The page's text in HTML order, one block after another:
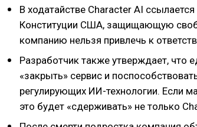
В ходатайстве Character AI ссылается
Конституции США, защищающую
компанию нельзя привлечь к
Разработчик также утверждает, что
«закрыть» сервис и
регулирующих ИИ-технологии. Если
это будет «сдерживать» не только